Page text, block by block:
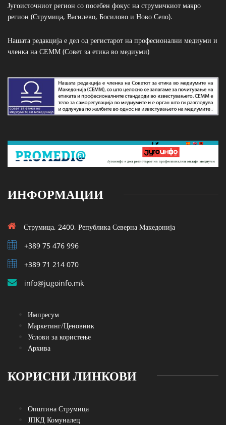
Југоисточниот регион со посебен фокус на струмичкиот макро
регион (Струмица, Василево, Босилово и Ново Село).
Нашата редакција е дел од регистарот на професионални медиуми и
членка на СЕММ (Совет за етика во медиуми)
ИНФОРМАЦИИ
Струмица, 2400, Република Северна Македонија
+389 75 476 996
+389 71 214 070
info@jugoinfo.mk
Импресум
Маркетинг/Ценовник
Услови за користење
Архива
КОРИСНИ ЛИНКОВИ
Општина Струмица
ЈПКД Комуналец